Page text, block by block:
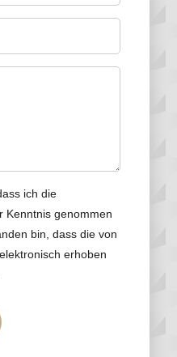
ich die
Kenntnis genommen
bin, dass die von
erhoben